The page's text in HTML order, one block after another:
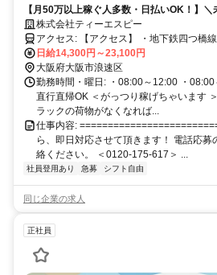
【月50万以上稼ぐ人多数・日払いOK！】
1.4万★希望日だけ◎長期高収入可！
株式会社ティーエスピー
アクセス: 【アクセス】 ・地下鉄四つ橋線/御堂筋線/千日前線「なん
ば駅」32番出口から直ぐ ・JR/南海「難波駅」 ◆自転車、バ
OK（駐輪スペース有）
日給14,300円～23,100円
大阪府大阪市浪速区
勤務時間・曜日: ・08:00～12:00 ・
直行直帰OK ＜がっつり稼げちゃいます
ラックの荷物がなくなれば...
仕事内容:
ら、即日対応させて頂きます！ 電話応募
絡ください。 ＜0120-175-617＞ ...
社員登用あり 急募 シフト自由
同じ企業の求人
正社員